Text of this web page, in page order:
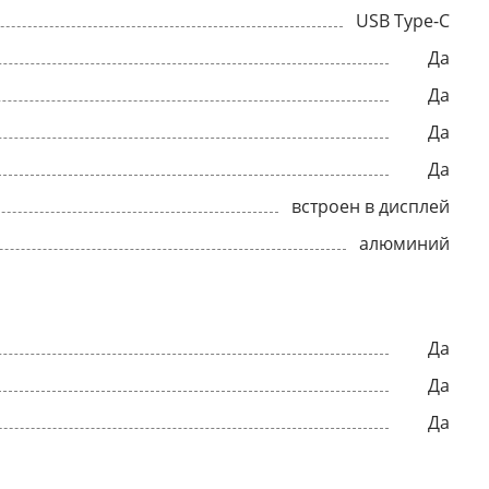
USB Type-C
Да
Да
Да
Да
встроен в дисплей
алюминий
Да
Да
Да